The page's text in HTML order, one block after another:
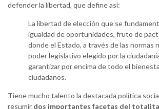
defender la libertad, que define así:
La libertad de elección que se
igualdad de oportunidades, fruto de
donde el Estado, a través de las normas
poder legislativo elegido por la
garantizar por encima de todo el
ciudadanos.
Tiene mucho talento la destacada política
resumir dos importantes facetas del